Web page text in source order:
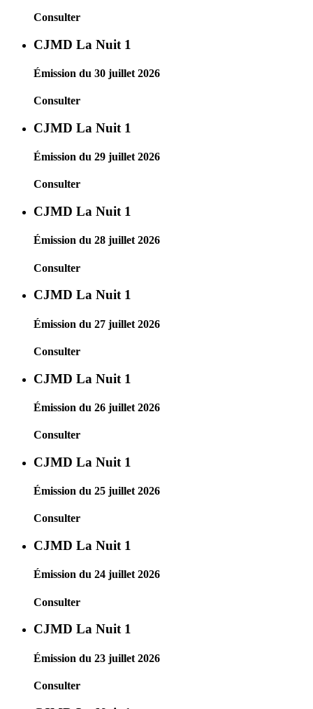
Consulter
CJMD La Nuit 1
Émission du 30 juillet 2026
Consulter
CJMD La Nuit 1
Émission du 29 juillet 2026
Consulter
CJMD La Nuit 1
Émission du 28 juillet 2026
Consulter
CJMD La Nuit 1
Émission du 27 juillet 2026
Consulter
CJMD La Nuit 1
Émission du 26 juillet 2026
Consulter
CJMD La Nuit 1
Émission du 25 juillet 2026
Consulter
CJMD La Nuit 1
Émission du 24 juillet 2026
Consulter
CJMD La Nuit 1
Émission du 23 juillet 2026
Consulter